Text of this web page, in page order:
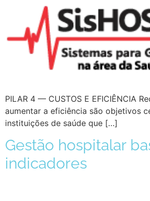
PILAR 4 — CUSTOS E EFICIÊNCIA
aumentar a eficiência são objetivos
instituições de saúde que […]
Gestão hospitalar
indicadores